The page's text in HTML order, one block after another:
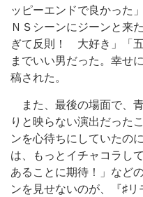
ッピーエンドで良かった
ＮＳシーンにジーンと来
ぎて反則！ 大好き」「
までいい男だった。幸せ
稿された。
また、最後の場面で、
りと映らない演出だった
ンを心待ちにしていたの
は、もっとイチャコラし
あることに期待！」など
ンを見せないのが、『♯